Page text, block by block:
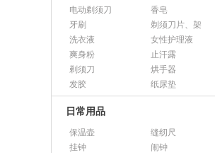
电动剃须刀
香皂
牙刷
剃须刀片、架
洗衣液
女性护理液
爽身粉
止汗露
剃须刀
烘手器
发胶
纸尿垫
日常用品
保温壶
缝纫尺
挂钟
闹钟